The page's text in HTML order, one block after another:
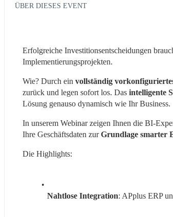
ÜBER DIESES EVENT
Erfolgreiche Investitionsentscheidungen
Implementierungsprojekten.
Wie? Durch ein vollständig
zurück und legen sofort los. Das intelligente
Lösung genauso dynamisch wie Ihr Business.
In unserem Webinar zeigen Ihnen die BI-
Ihre Geschäftsdaten zur Grundlage smarter
Die Highlights:
Nahtlose Integration: APplus ERP